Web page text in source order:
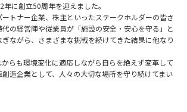
に創立50周年を迎えました。
トナー企業、株主といったステークホルダーの皆さ
の経営陣や従業員が「施設の安全・安心を守る」と
ながら、さまざまな挑戦を続けてきた結果に他なり
らも環境変化に適応しながら自らを絶えず変革して
造企業として、人々の大切な場所を守り続けてまい